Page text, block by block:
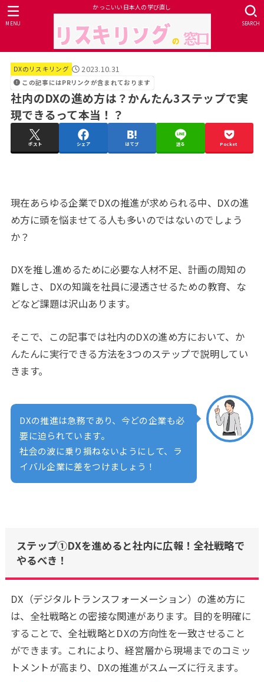
かっこいい日本人の学び直し
SEARCH
MENU
DXのリスキリング 2023.10.31
この記事にはPRリンクが含まれております
社内のDXの進め方は？かんたん3ステップで実
現できるって本当！？
ポスト シェア はてブ 送る Pocket
現在あらゆる企業でDXの推進が求められる中、DXの進
め方に頭を悩ませてる人も多いのではないのでしょう
か？
DXを推し進めるために必要な人材不足、計画の周知の
難しさ、DXの知識を社員に浸透させるための教育、な
どなど課題は沢山あります。
そこで、この記事では社内のDXの進め方において、か
んたんに実行できる方法を3つのステップで説明してい
きます。
DXの推進は急務であり、今どの企業も必
要に迫られています。
社会の波に乗り損ねないようにして、ラ
イバル企業に差をつけましょう！
ステップ①DXを進めると社内に広報！全社戦略で
やるべき！
DX（デジタルトランスフォーメーション）の進め方に
は、全社戦略との密接な関連があります。目的を明確に
することで、全社戦略とDXの方向性を一致させること
ができます。これにより、経営層から現場までのコミッ
トメントが高まり、DXの推進がスムーズに行えます。